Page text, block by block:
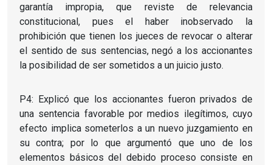
garantía impropia, que reviste de relevancia
constitucional, pues el haber inobservado la
prohibición que tienen los jueces de revocar o alterar
el sentido de sus sentencias, negó a los accionantes
la posibilidad de ser sometidos a un juicio justo.
P4: Explicó que los accionantes fueron privados de
una sentencia favorable por medios ilegítimos, cuyo
efecto implica someterlos a un nuevo juzgamiento en
su contra; por lo que argumentó que uno de los
elementos básicos del debido proceso consiste en